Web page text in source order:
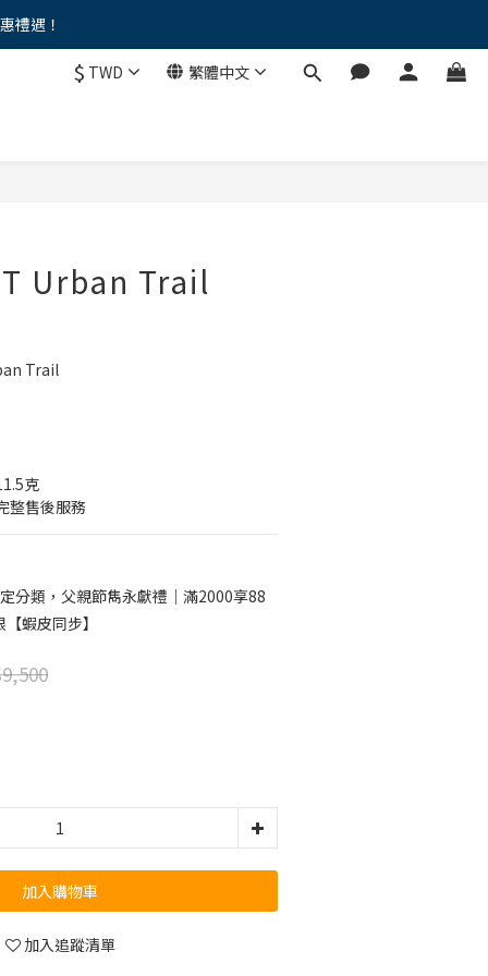
。
禮遇！
$ TWD 繁體中文
Urban Trail
Trail
克
整售後服務
分類，父親節雋永獻禮｜滿2000享88
蝦皮同步】
加入購物車
加入追蹤清單